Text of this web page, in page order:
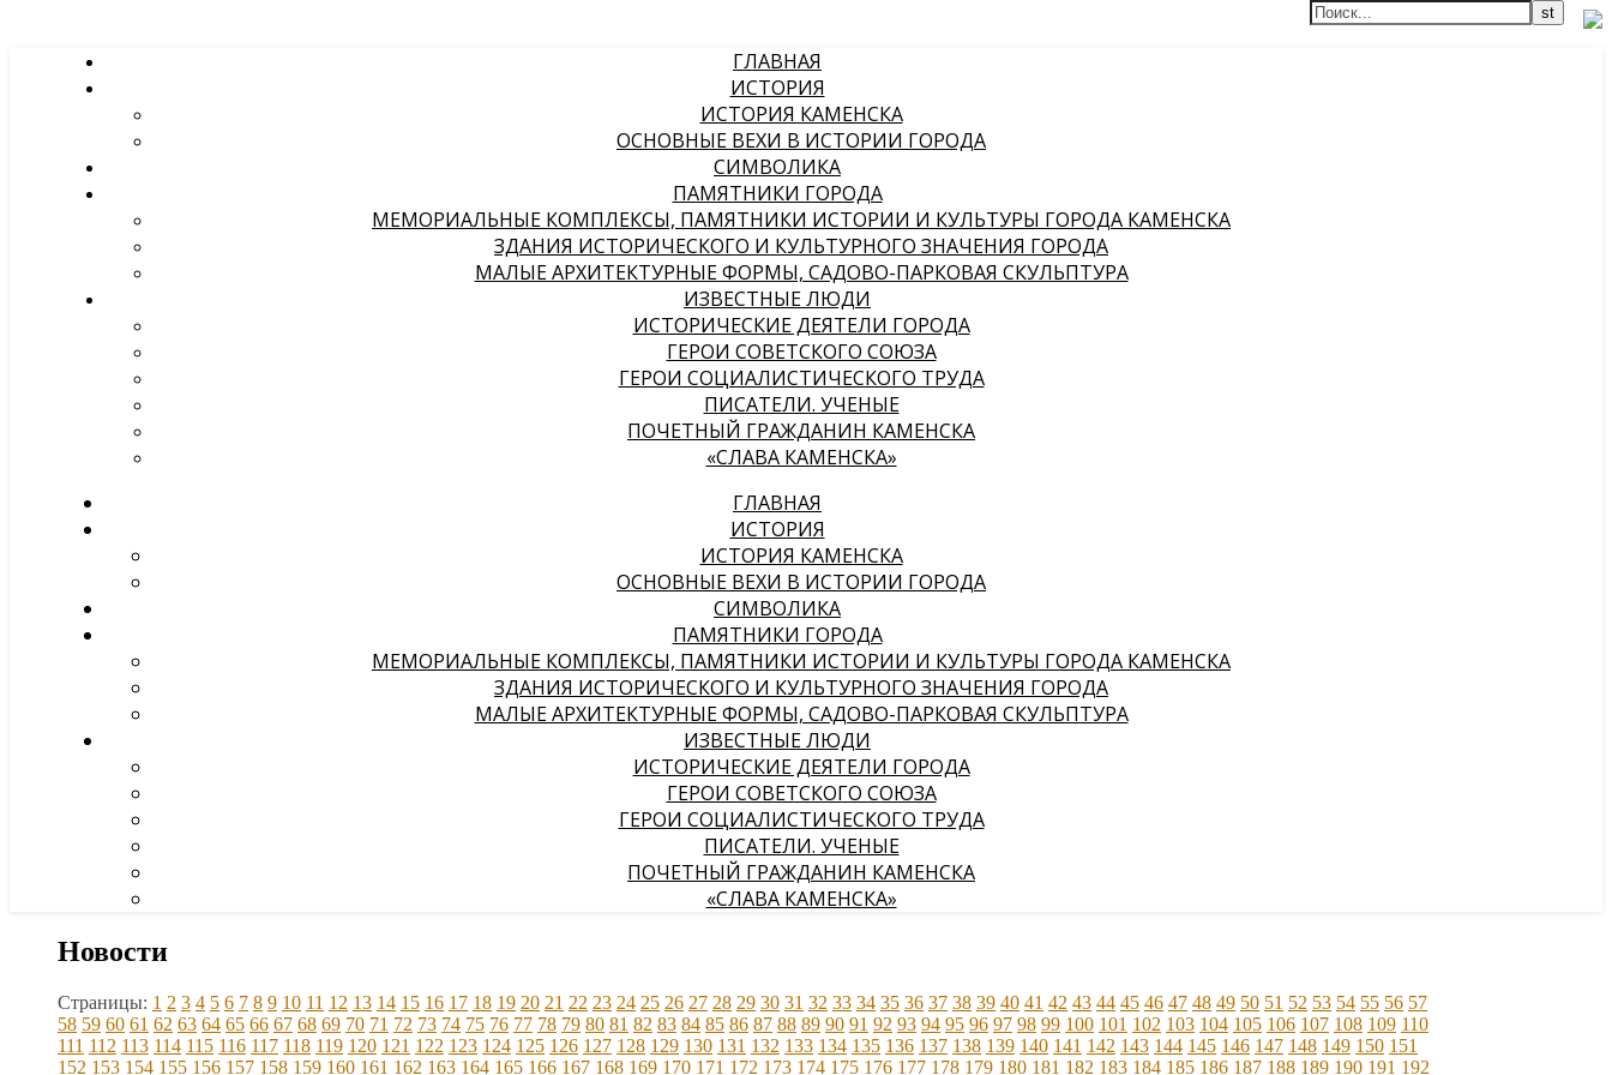
ГЛАВНАЯ
ИСТОРИЯ
ИСТОРИЯ КАМЕНСКА
ОСНОВНЫЕ ВЕХИ В ИСТОРИИ ГОРОДА
СИМВОЛИКА
ПАМЯТНИКИ ГОРОДА
МЕМОРИАЛЬНЫЕ КОМПЛЕКСЫ, ПАМЯТНИКИ ИСТОРИИ И КУЛЬТУРЫ ГОРОДА КАМЕНСКА
ЗДАНИЯ ИСТОРИЧЕСКОГО И КУЛЬТУРНОГО ЗНАЧЕНИЯ ГОРОДА
МАЛЫЕ АРХИТЕКТУРНЫЕ ФОРМЫ, САДОВО-ПАРКОВАЯ СКУЛЬПТУРА
ИЗВЕСТНЫЕ ЛЮДИ
ИСТОРИЧЕСКИЕ ДЕЯТЕЛИ ГОРОДА
ГЕРОИ СОВЕТСКОГО СОЮЗА
ГЕРОИ СОЦИАЛИСТИЧЕСКОГО ТРУДА
ПИСАТЕЛИ. УЧЕНЫЕ
ПОЧЕТНЫЙ ГРАЖДАНИН КАМЕНСКА
«СЛАВА КАМЕНСКА»
ГЛАВНАЯ
ИСТОРИЯ
ИСТОРИЯ КАМЕНСКА
ОСНОВНЫЕ ВЕХИ В ИСТОРИИ ГОРОДА
СИМВОЛИКА
ПАМЯТНИКИ ГОРОДА
МЕМОРИАЛЬНЫЕ КОМПЛЕКСЫ, ПАМЯТНИКИ ИСТОРИИ И КУЛЬТУРЫ ГОРОДА КАМЕНСКА
ЗДАНИЯ ИСТОРИЧЕСКОГО И КУЛЬТУРНОГО ЗНАЧЕНИЯ ГОРОДА
МАЛЫЕ АРХИТЕКТУРНЫЕ ФОРМЫ, САДОВО-ПАРКОВАЯ СКУЛЬПТУРА
ИЗВЕСТНЫЕ ЛЮДИ
ИСТОРИЧЕСКИЕ ДЕЯТЕЛИ ГОРОДА
ГЕРОИ СОВЕТСКОГО СОЮЗА
ГЕРОИ СОЦИАЛИСТИЧЕСКОГО ТРУДА
ПИСАТЕЛИ. УЧЕНЫЕ
ПОЧЕТНЫЙ ГРАЖДАНИН КАМЕНСКА
«СЛАВА КАМЕНСКА»
Новости
Страницы: 1 2 3 4 5 6 7 8 9 10 11 12 13 14 15 16 17 18 19 20 21 22 23 24 25 26 27 28 29 30 31 32 33 34 35 36 37 38 39 40 41 42 43 44 45 46 47 48 49 50 51 52 53 54 55 56 57
58 59 60 61 62 63 64 65 66 67 68 69 70 71 72 73 74 75 76 77 78 79 80 81 82 83 84 85 86 87 88 89 90 91 92 93 94 95 96 97 98 99 100 101 102 103 104 105 106 107 108 109 110
111 112 113 114 115 116 117 118 119 120 121 122 123 124 125 126 127 128 129 130 131 132 133 134 135 136 137 138 139 140 141 142 143 144 145 146 147 148 149 150 151
152 153 154 155 156 157 158 159 160 161 162 163 164 165 166 167 168 169 170 171 172 173 174 175 176 177 178 179 180 181 182 183 184 185 186 187 188 189 190 191 192